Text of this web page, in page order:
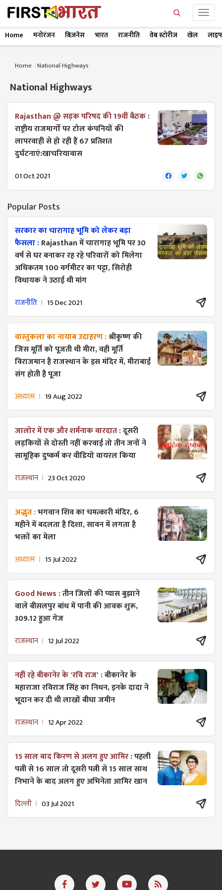
Home मनोरंजन बिज़नेस भारत राजनीति वेब स्टोरीज खेल
Home National Highways
National Highways
Rajasthan @ सड़क परिषद की 19वीं बैठक :
राष्ट्रीय राजमार्गों पर टोल कंपनियों की
लापरवाही से हो रही हैं 67 प्रतिशत
दुर्घटनाएं:खाचरियावास
01 Oct 2021
Popular Posts
सरकार का चारागाह भूमि को लेकर बड़ा
फैसला :Rajasthan में चारागाह भूमि पर 30
वर्ष से घर बनाकर रह रहे परिवारों को मिलेगा
अधिकतम 100 वर्गमीटर का पट्टा, सिरोही
विधायक ने उठाई थी मांग
राजनीति 15 Dec 2021
वास्तुकला का नायाब उदाहरण :श्रीकृष्ण की
जिस मूर्ति को पूजती थी मीरा, वही मूर्ति
विराजमान है राजस्थान के इस मंदिर में, मीराबाई
संग होती है पूजा
अध्यात्म 19 Aug 2022
जालोर में एक और शर्मनाक वारदात :दूसरी
लड़कियों से दोस्ती नहीं करवाई तो तीन जनों ने
सामूहिक दुष्कर्म कर वीडियो वायरल किया
राजस्थान 23 Oct 2020
अद्भुत :भगवान शिव का चमत्कारी मंदिर, 6
महीने में बदलता है दिशा, सावन में लगता है
भक्तों का मेला
अध्यात्म 15 Jul 2022
Good News :तीन जिलों की प्यास बुझाने
वाले बीसलपुर बांध में पानी की आवक शुरू,
309.12 हुआ गेज
राजस्थान 12 Jul 2022
नहीं रहे बीकानेर के 'रवि राज' :बीकानेर के
महाराजा रविराज सिंह का निधन, इनके दादा ने
भूदान कर दी थी लाखों बीघा जमीन
राजस्थान 12 Apr 2022
15 साल बाद किरण से अलग हुए आमिर :पहली
पत्नी से 16 साल तो दूसरी पत्नी से 15 साल साथ
निभाने के बाद अलग हुए अभिनेता आमिर खान
दिल्ली 03 Jul 2021